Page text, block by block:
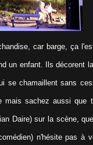
car barge, ça
un enfant. Ils décorent
se chamaillent sans
mais sachez aussi que
Daire) sur la scène,
n'hésite pas à